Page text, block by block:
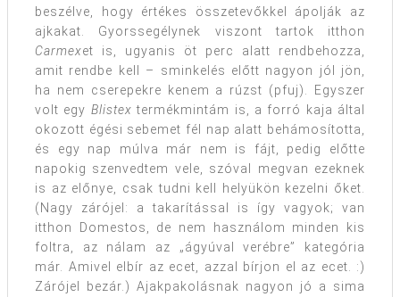
beszélve, hogy értékes összetevőkkel ápolják az
ajkakat. Gyorssegélynek viszont tartok itthon
Carmexet is, ugyanis öt perc alatt rendbehozza,
amit rendbe kell – sminkelés előtt nagyon jól jön,
ha nem cserepekre kenem a rúzst (pfuj). Egyszer
volt egy Blistex termékmintám is, a forró kaja által
okozott égési sebemet fél nap alatt behámosította,
és egy nap múlva már nem is fájt, pedig előtte
napokig szenvedtem vele, szóval megvan ezeknek
is az előnye, csak tudni kell helyükön kezelni őket.
(Nagy zárójel: a takarítással is így vagyok; van
itthon Domestos, de nem használom minden kis
foltra, az nálam az „ágyúval verébre” kategória
már. Amivel elbír az ecet, azzal bírjon el az ecet. :)
Zárójel bezár.) Ajakpakolásnak nagyon jó a sima